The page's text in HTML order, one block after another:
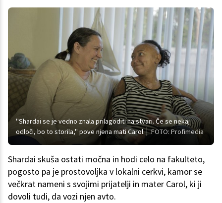
''Shardai se je vedno znala prilagoditi na stvari. Če se nekaj
odloči, bo to storila,'' pove njena mati Carol.
FOTO: Profimedia
Shardai skuša ostati močna in hodi celo na fakulteto,
pogosto pa je prostovoljka v lokalni cerkvi, kamor se
večkrat nameni s svojimi prijatelji in mater Carol, ki ji
dovoli tudi, da vozi njen avto.